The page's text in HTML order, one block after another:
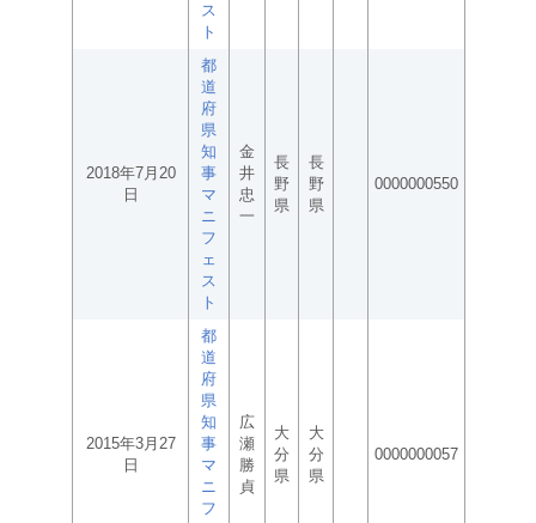
ス
ト
2018年7月20
日
都
道
府
県
知
事
マ
ニ
フ
ェ
ス
ト
金
井
忠
一
長
野
県
長
野
県
0000000550
2015年3月27
日
都
道
府
県
知
事
マ
ニ
フ
広
瀬
勝
貞
大
分
県
大
分
県
0000000057